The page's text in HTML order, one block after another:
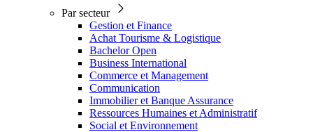
Par secteur
Gestion et Finance
Achat Tourisme & Logistique
Bachelor Open
Business International
Commerce et Management
Communication
Immobilier et Banque Assurance
Ressources Humaines et Administratif
Social et Environnement